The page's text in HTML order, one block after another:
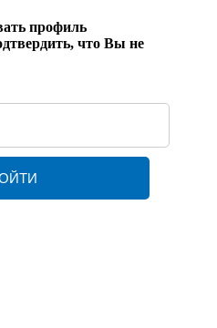
профиль
что Вы не